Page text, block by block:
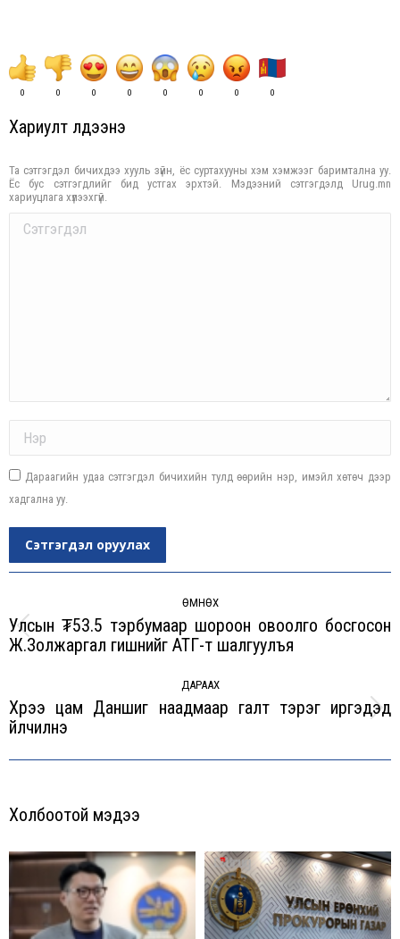
0 0 0 0 0 0 0 0
Хариулт үлдээнэ үү
Та сэтгэгдэл бичихдээ хууль зүйн, ёс суртахууны хэм хэмжээг баримтална уу.
Ёс бус сэтгэгдлийг бид устгах эрхтэй. Мэдээний сэтгэгдэлд Urug.mn
хариуцлага хүлээхгүй.
Comment
Дараагийн удаа сэтгэгдэл бичихийн тулд өөрийн нэр, имэйл хөтөч дээр
хадгална уу.
Сэтгэгдэл оруулах
ӨМНӨХ
Previous
Улсын ₮53.5 тэрбумаар шороон овоолго босгосон
Ж.Золжаргал гишүүнийг АТГ-т шалгуулъя
ДАРААХ
Next
Хүрээ цам Даншиг наадмаар галт тэрэг иргэдэд
үйлчилнэ
Холбоотой мэдээ